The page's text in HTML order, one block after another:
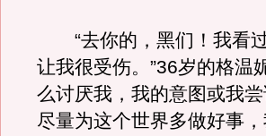
“去你的，黑们！我看过
让我很受伤。”36岁的格温
么讨厌我，我的意图或我
尽量为这个世界多做好事